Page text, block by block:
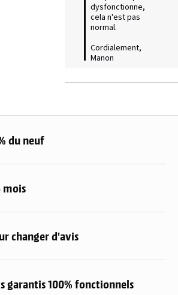
dysfonctionne,
cela n'est pas
normal.
Cordialement,
Manon
du neuf
mois
changer d'avis
garantis 100% fonctionnels